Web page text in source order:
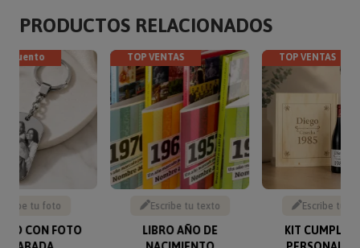
PRODUCTOS RELACIONADOS
CON FOTO
TOP VENTAS
LIBRO AÑO DE
TOP VENTAS
KIT